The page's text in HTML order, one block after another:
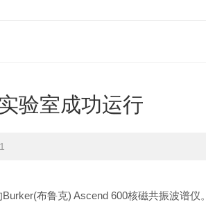
验室成功运行
布鲁克) Ascend 600核磁共振波谱仪。